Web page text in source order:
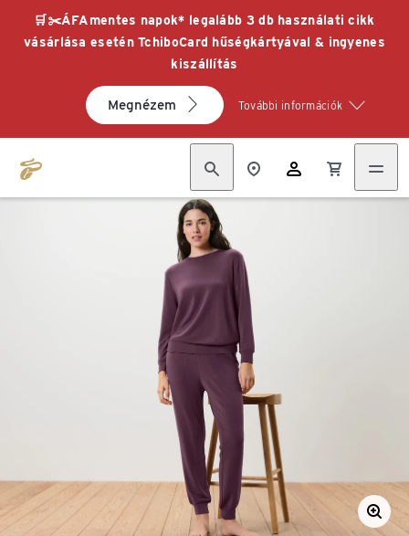
🛒✂️ÁFAmentes napok* legalább 3 db használati cikk
vásárlása esetén TchiboCard hűségkártyával & ingyenes
kiszállítás
Megnézem További információk